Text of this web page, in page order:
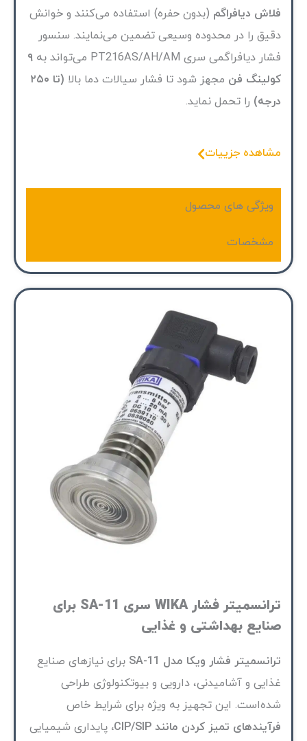
فلاش دیافراگم (بدون حفره) استفاده می‌کنند و خوانش
دقیق را در محدوده وسیعی تضمین می‌نمایند. سنسور
فشار دیافراگمی سری PT216AS/AH/AM می‌تواند به
۹
کولینگ فن مجهز شود تا فشار سیالات دما بالا
(تا ۲۵۰
درجه) را تحمل نماید.
مشاهده جزییات
ویژگی های محصول
مشخصات
ترانسمیتر فشار WIKA سری SA-11 برای
صنایع بهداشتی و غذایی
ترانسمیتر فشار ویکا مدل SA-11
برای نیازهای صنایع
غذایی و آشامیدنی، دارویی و بیوتکنولوژی طراحی
شده‌است. این تجهیز به ویژه برای شرایط خاص
فرآیندهای تمیز کردن مانند CIP/SIP،
پایداری شیمیایی